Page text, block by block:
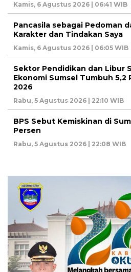
Kamis, 6 Agustus 2026 | 06:41 WIB
Pancasila sebagai Pedoman
Karakter dan Tindakan Saya
Kamis, 6 Agustus 2026 | 06:05 WIB
Sektor Pendidikan dan Libur
Ekonomi Sumsel Tumbuh 5,2
2026
Rabu, 5 Agustus 2026 | 22:10 WIB
BPS Sebut Kemiskinan di
Persen
Rabu, 5 Agustus 2026 | 22:08 WIB